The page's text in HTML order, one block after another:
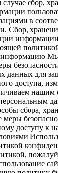
сбор,
в
Сбор,
информации
данных для
доступа,
нашим
сбора,
меры
доступу к